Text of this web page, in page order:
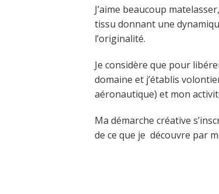
J’aime beaucoup
tissu donnant une
l’originalité.
Je considère que pour
domaine et j’établis
aéronautique) et mon
Ma démarche créative
de ce que je découvre par